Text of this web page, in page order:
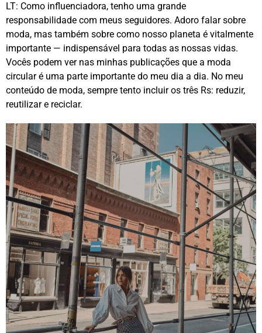
LT: Como influenciadora, tenho uma grande
responsabilidade com meus seguidores. Adoro falar sobre
moda, mas também sobre como nosso planeta é vitalmente
importante — indispensável para todas as nossas vidas.
Vocês podem ver nas minhas publicações que a moda
circular é uma parte importante do meu dia a dia. No meu
conteúdo de moda, sempre tento incluir os três Rs: reduzir,
reutilizar e reciclar.